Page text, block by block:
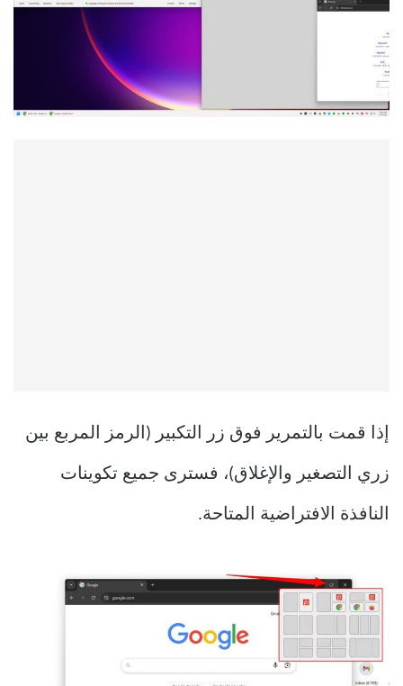
إذا قمت بالتمرير فوق زر التكبير (الرمز المربع بين
زري التصغير والإغلاق)، فسترى جميع تكوينات
النافذة الافتراضية المتاحة.